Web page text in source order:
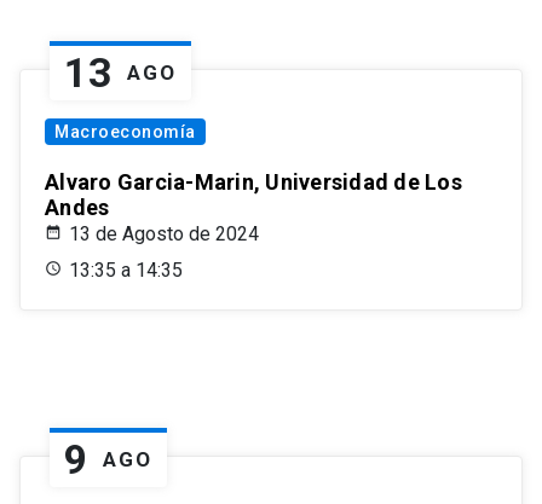
13 AGO
Macroeconomía
Alvaro Garcia-Marin, Universidad de Los
Andes
13 de Agosto de 2024
13:35 a 14:35
9 AGO